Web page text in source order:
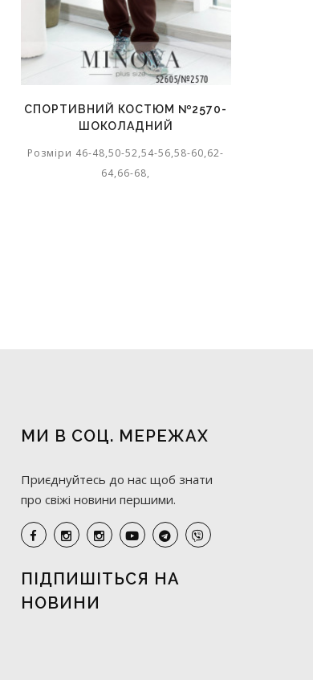
СПОРТИВНИЙ КОСТЮМ №2570-
ШОКОЛАДНИЙ
Розміри 46-48,50-52,54-56,58-60,62-
64,66-68,
МИ В СОЦ. МЕРЕЖАХ
Приєднуйтесь до нас щоб знати
про свіжі новини першими.
ПІДПИШІТЬСЯ НА
НОВИНИ